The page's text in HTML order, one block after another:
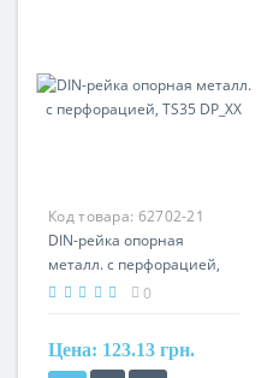
Код товара: 62702-21
DIN-рейка опорная
металл. с перфорацией,
TS35 DP_XX
0
Цена: 123.13 грн.